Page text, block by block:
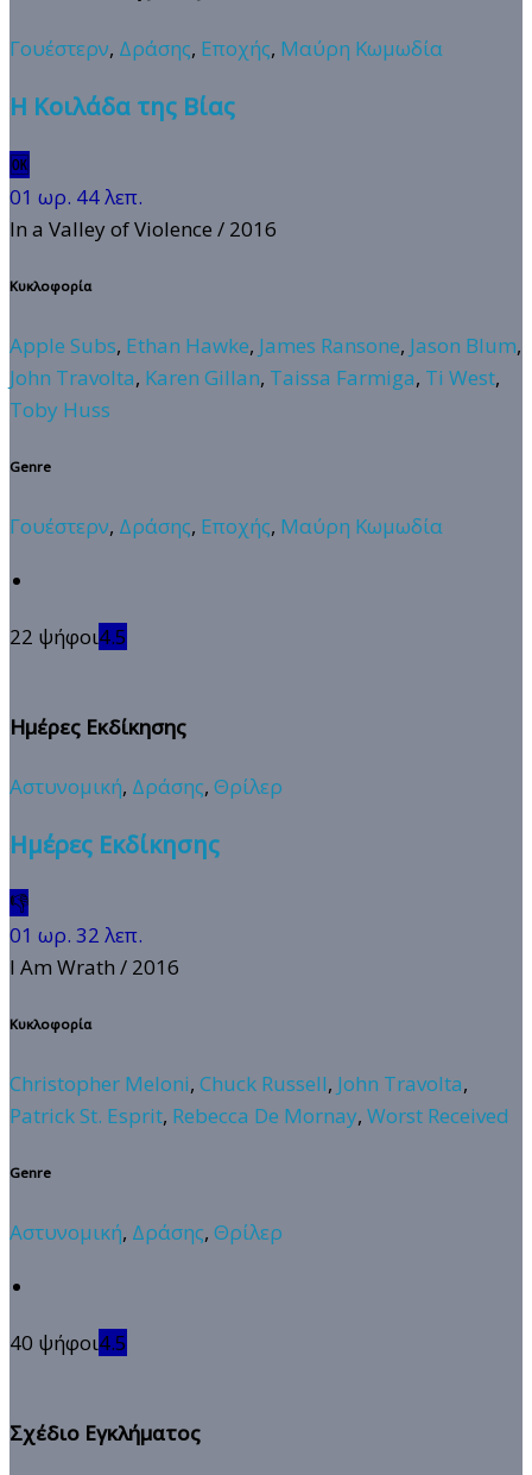
Γουέστερν, Δράσης, Εποχής, Μαύρη Κωμωδία
Η Κοιλάδα της Βίας
🆗
01 ωρ. 44 λεπ.
In a Valley of Violence / 2016
Κυκλοφορία
Apple Subs, Ethan Hawke, James Ransone, Jason Blum,
John Travolta, Karen Gillan, Taissa Farmiga, Ti West,
Toby Huss
Genre
Γουέστερν, Δράσης, Εποχής, Μαύρη Κωμωδία
22 ψήφοι4.5
Ημέρες Εκδίκησης
Αστυνομική, Δράσης, Θρίλερ
Ημέρες Εκδίκησης
👎
01 ωρ. 32 λεπ.
I Am Wrath / 2016
Κυκλοφορία
Christopher Meloni, Chuck Russell, John Travolta,
Patrick St. Esprit, Rebecca De Mornay, Worst Received
Genre
Αστυνομική, Δράσης, Θρίλερ
40 ψήφοι4.5
Σχέδιο Εγκλήματος